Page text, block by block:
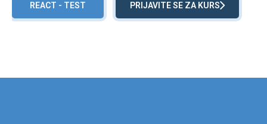
REACT - TEST PRIJAVITE SE ZA KURS